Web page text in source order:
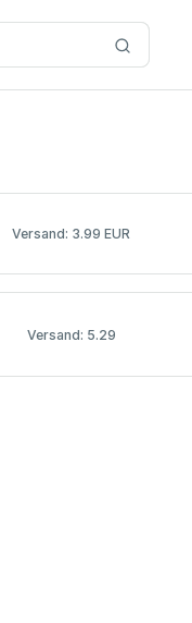
Versand: 3.99 EUR
Versand: 5.29